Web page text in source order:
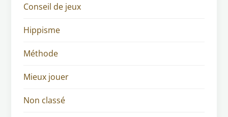
Conseil de jeux
Hippisme
Méthode
Mieux jouer
Non classé